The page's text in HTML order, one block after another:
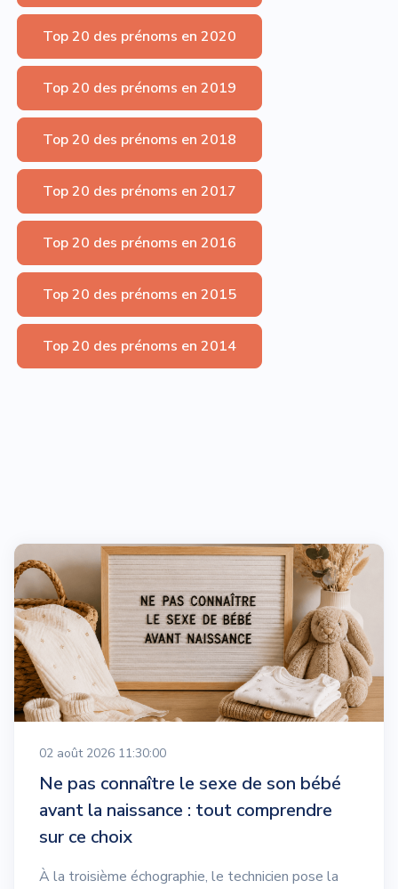
Top 20 des prénoms en 2020
Top 20 des prénoms en 2019
Top 20 des prénoms en 2018
Top 20 des prénoms en 2017
Top 20 des prénoms en 2016
Top 20 des prénoms en 2015
Top 20 des prénoms en 2014
02 août 2026 11:30:00
Ne pas connaître le sexe de son bébé
avant la naissance : tout comprendre
sur ce choix
À la troisième échographie, le technicien pose la